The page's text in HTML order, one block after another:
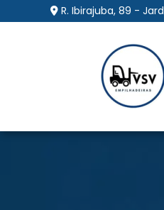
R. Ibirajuba, 89 -